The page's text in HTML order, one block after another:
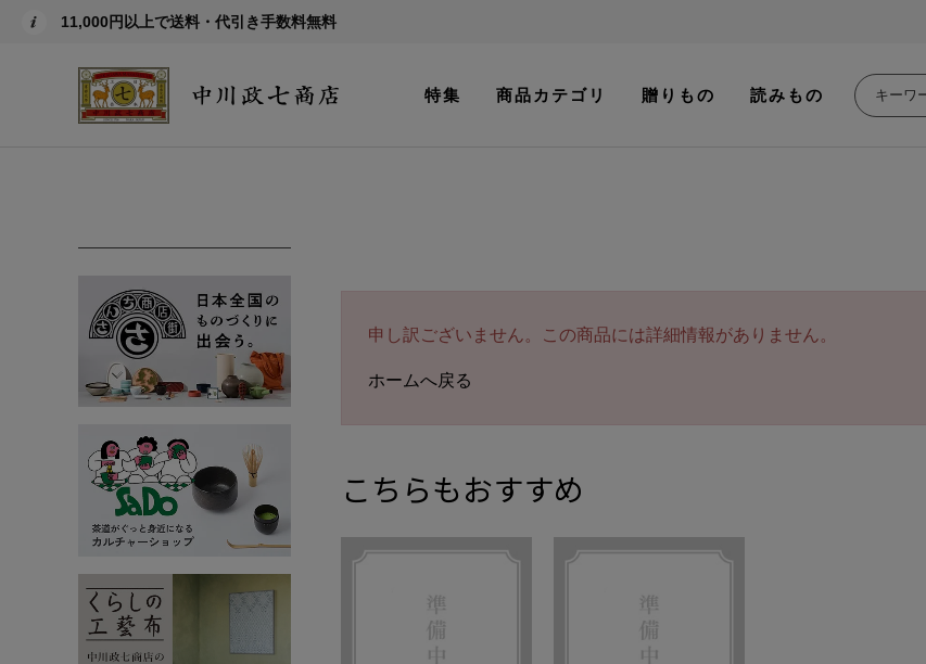
11,000円以上で送料・代引き手数料無料
特集 商品カテゴリ 贈りもの 読みもの
申し訳ございません。この商品には詳細情報がありません。
ホームへ戻る
こちらもおすすめ